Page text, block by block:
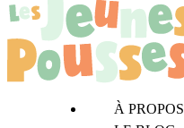
À PROPOS